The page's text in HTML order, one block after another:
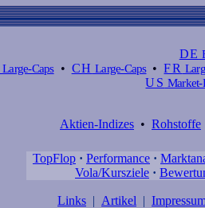
DE
Large-Caps• CH Large-Caps•FR
US Market-
Aktien-Indizes • Rohstoffe
TopFlop · Performance ·
Vola/Kursziele ·
Links | Artikel |